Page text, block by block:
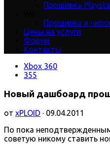
Прошивка
Прошивка и
Цены на услуги
Форум
Контакты
Xbox 360
355
Новый дашбоард
от xPLOID · 09.04.2011
По пока
советую никому ставить